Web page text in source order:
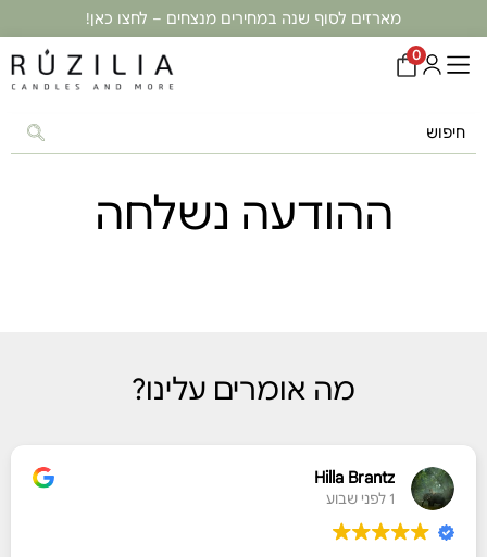
מארזים לסוף שנה במחירים מנצחים – לחצו כאן!
0
ההודעה נשלחה
מה אומרים עלינו?
Hilla Brantz
1 לפני שבוע